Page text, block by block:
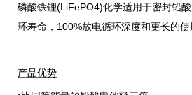
磷酸铁锂(LiFePO4)化学适用于密封铅
环寿命， 100%放电循环深度和更长的
产品优势